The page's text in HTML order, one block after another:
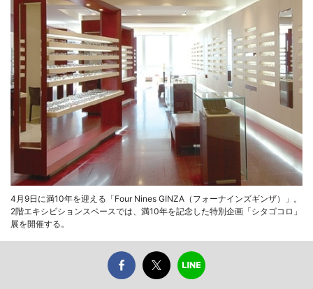
4月9日に満10年を迎える「Four Nines GINZA（フォーナインズギンザ）」。
2階エキシビションスペースでは、満10年を記念した特別企画「シタゴコロ」
展を開催する。